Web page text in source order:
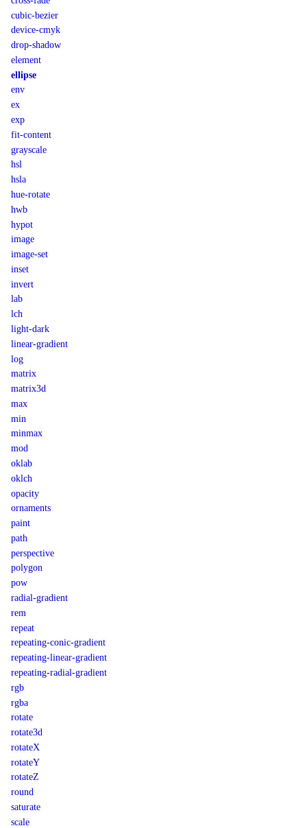
cubic-bezier
device-cmyk
drop-shadow
element
ellipse
env
ex
exp
fit-content
grayscale
hsl
hsla
hue-rotate
hwb
hypot
image
image-set
inset
invert
lab
lch
light-dark
linear-gradient
log
matrix
matrix3d
max
min
minmax
mod
oklab
oklch
opacity
ornaments
paint
path
perspective
polygon
pow
radial-gradient
rem
repeat
repeating-conic-gradient
repeating-linear-gradient
repeating-radial-gradient
rgb
rgba
rotate
rotate3d
rotateX
rotateY
rotateZ
round
saturate
scale